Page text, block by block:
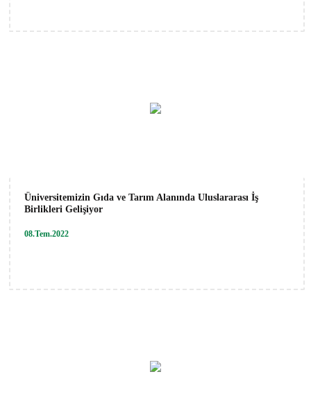
Üniversitemizin Gıda ve Tarım Alanında Uluslararası İş
Birlikleri Gelişiyor
08.Tem.2022